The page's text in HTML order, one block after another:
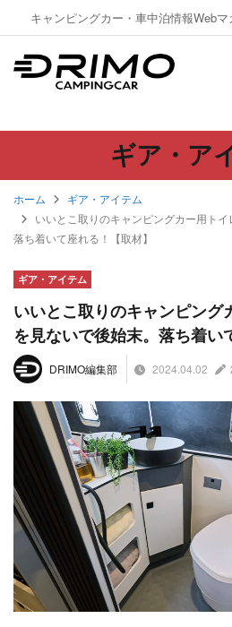
キャンピングカー・車中泊情報Webマ
ギア・ア
ホーム
ギア・アイテム
いいとこ取りのキャンピングカー用トイ
落ち着いて座れる！【取材】
ギア・アイテム
いいとこ取りのキャンピング
を見ないで後始末。落ち着い
DRIMO編集部 2024.04.02